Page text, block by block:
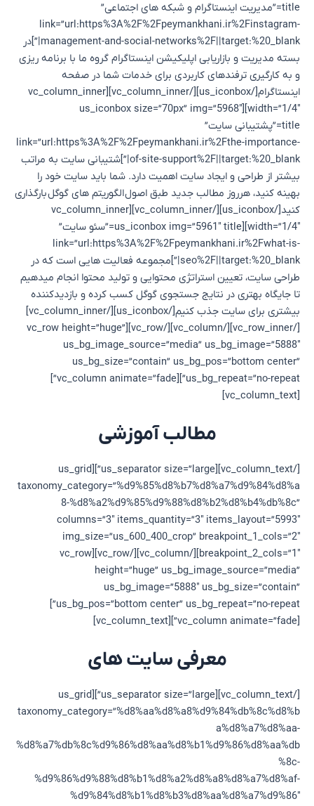
title=”مدیریت اینستاگرام و شبکه های اجتماعی”
link=”url:https%3A%2F%2Fpeymankhani.ir%2Finstagram-
management-and-social-networks%2F||target:%20_blank|”]در
بسته مدیریت و بازاریابی اپلیکیشن اینستاگرام گروه ما با برنامه ریزی
و به کارگیری ترفندهای کاربردی برای خدمات شما در صفحه
اینستاگرام[/us_iconbox][/vc_column_inner][vc_column_inner
width=”1/4″][us_iconbox size=”70px” img=”5968″
title=”پشتیبانی سایت”
link=”url:https%3A%2F%2Fpeymankhani.ir%2Fthe-importance-
of-site-support%2F||target:%20_blank|”]شتیبانی سایت به مراتب
بیشتر از طراحی و ایجاد سایت اهمیت دارد. شما باید سایت خود را
بهینه کنید، هرروز مطالب جدید طبق اصول الگوریتم های گوگل بارگذاری
کنید[/us_iconbox][/vc_column_inner][vc_column_inner
width=”1/4″][us_iconbox img=”5961″ title=”سئو سایت”
link=”url:https%3A%2F%2Fpeymankhani.ir%2Fwhat-is-
seo%2F||target:%20_blank|”]مجموعه فعالیت هایی است که در
طراحی سایت، تعیین استراتژی محتوایی و تولید محتوا انجام میدهیم
تا جایگاه بهتری در نتایج جستجوی گوگل کسب کرده و بازدیدکننده
[/vc_row_inner][/vc_column][/vc_row][vc_row height=”huge”
us_bg_image_source=”media” us_bg_image=”5888″
us_bg_size=”contain” us_bg_pos=”bottom center”
us_bg_repeat=”no-repeat”][vc_column animate=”fade”]
مطالب آموزشی
[/vc_column_text][us_separator size=”large”][us_grid
taxonomy_category=”%d9%85%d8%b7%d8%a7%d9%84%d8%a
8-%d8%a2%d9%85%d9%88%d8%b2%d8%b4%db%8c”
columns=”3″ items_quantity=”3″ items_layout=”5993″
img_size=”us_600_400_crop” breakpoint_1_cols=”2″
breakpoint_2_cols=”1″][/vc_column][/vc_row][vc_row
height=”huge” us_bg_image_source=”media”
us_bg_image=”5888″ us_bg_size=”contain”
us_bg_pos=”bottom center” us_bg_repeat=”no-repeat”]
[vc_column animate=”fade”][vc_column_text]
معرفی سایت های
[/vc_column_text][us_separator size=”large”][us_grid
taxonomy_category=”%d8%aa%d8%a8%d9%84%db%8c%d8%b
a%d8%a7%d8%aa-
%d8%a7%db%8c%d9%86%d8%aa%d8%b1%d9%86%d8%aa%db
%8c-
%d9%86%d9%88%d8%b1%d8%a2%d8%a8%d8%a7%d8%af-
%d9%84%d8%b1%d8%b3%d8%aa%d8%a7%d9%86″